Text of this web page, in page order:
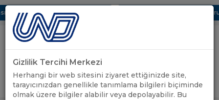
Dijital UBAK Bölümü Hakkında UND, Yunanistan Vize
Uluslararası Nakliyeciler Derneği
GİRİŞ YAP
Gizlilik Tercihi Merkezi
Herhangi bir web sitesini ziyaret ettiğinizde site,
tarayıcınızdan genellikle tanımlama bilgileri biçiminde
olmak üzere bilgiler alabilir veya depolayabilir. Bu